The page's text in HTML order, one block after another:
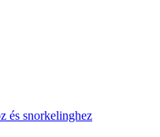
és snorkelinghez